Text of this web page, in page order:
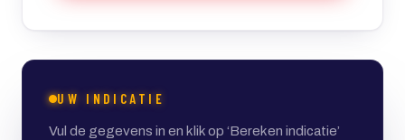
UW INDICATIE
Vul de gegevens in en klik op ‘Bereken indicatie’